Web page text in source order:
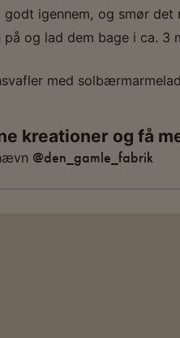
igennem, og smør det
og lad dem bage i ca. 3
med
kreationer og få
@den_gamle_fabrik